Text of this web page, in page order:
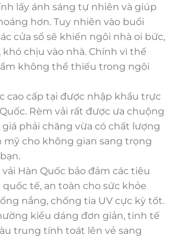
lấy ánh sáng tự nhiên và giúp
hơn. Tuy nhiên vào buổi
cửa sổ sẽ khiến ngôi nhà oi bức,
khó chịu vào nhà. Chính vì thế
không thể thiếu trong ngôi
cao cấp tại được nhập khẩu trực
Rèm vải rất được ưa chuộng
phải chăng vừa có chất lượng
mỹ cho không gian sang trọng
Hàn Quốc bảo đảm các tiêu
tế, an toàn cho sức khỏe
nắng, chống tia UV cực kỳ tốt.
kiểu dáng đơn giản, tinh tế
trung tính toát lên vẻ sang